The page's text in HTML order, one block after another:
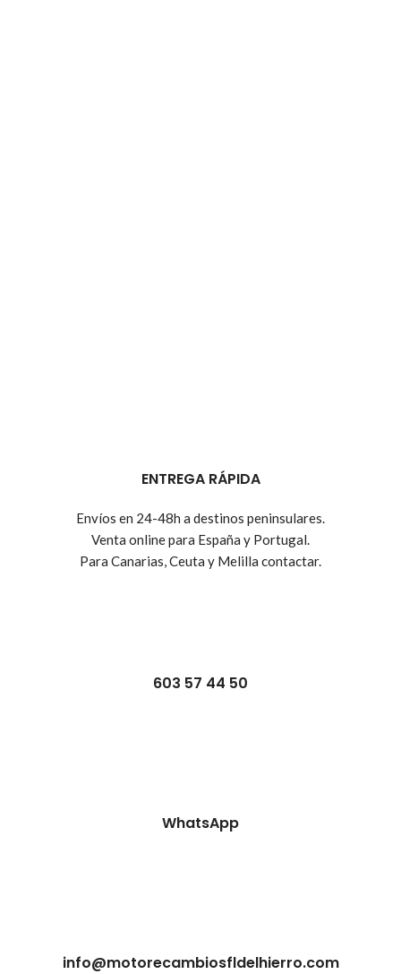
ENTREGA RÁPIDA
Envíos en 24-48h a destinos peninsulares.
Venta online para España y Portugal.
Para Canarias, Ceuta y Melilla contactar.
603 57 44 50
WhatsApp
info@motorecambiosfldelhierro.com